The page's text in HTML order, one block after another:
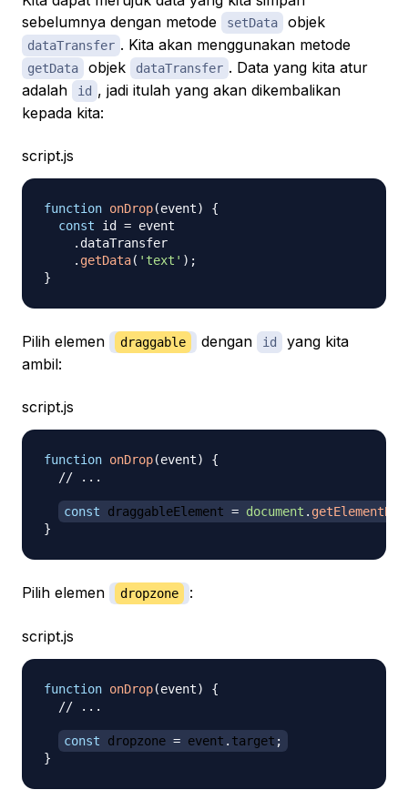
sebelumnya dengan metode
setData objek
dataTransfer . Kita akan menggunakan metode
getData objek dataTransfer . Data yang kita atur
adalah
id , jadi itulah yang akan dikembalikan
kepada kita:
script.js
function onDrop(event)
{
const id = event
. dataTransfer
. getData( 'text' ) ;
}
Pilih elemen draggable dengan id
yang kita
ambil:
script.js
function onDrop(event)
{
// ...
const draggableElement = document .
}
Pilih elemen dropzone :
script.js
function onDrop(event)
{
// ...
const dropzone = event . target ;
}